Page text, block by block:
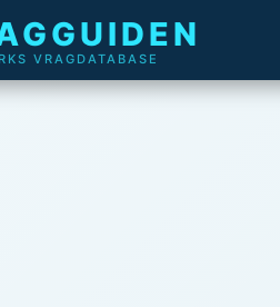
VRAGDATABASE